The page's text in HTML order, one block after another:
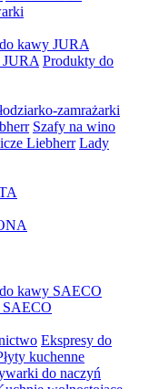
kawy JURA
JURA Produkty do
zamrażarki
Szafy na wino
Liebherr Lady
kawy SAECO
SAECO
Ekspresy do
kuchenne
do naczyń